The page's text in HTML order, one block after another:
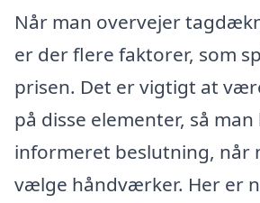
Når man overvejer
er der flere faktorer, som
prisen. Det er vigtigt at
på disse elementer, så
informeret beslutning, når
vælge håndværker. Her er